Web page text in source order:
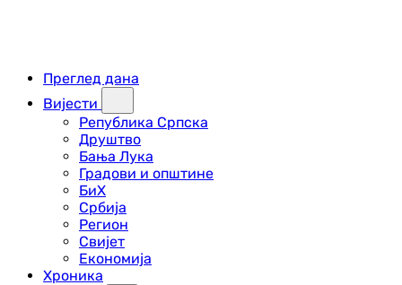
Преглед дана
Вијести
Република Српска
Друштво
Бања Лука
Градови и општине
БиХ
Србија
Регион
Свијет
Економија
Хроника